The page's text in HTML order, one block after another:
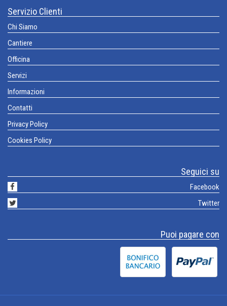
Servizio Clienti
Chi Siamo
Cantiere
Officina
Servizi
Informazioni
Contatti
Privacy Policy
Cookies Policy
Seguici su
Facebook
Twitter
Puoi pagare con